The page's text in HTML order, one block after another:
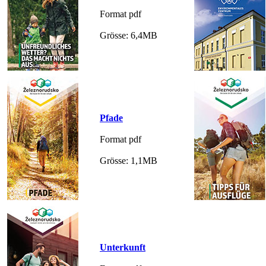
Format pdf
Grösse: 6,4MB
Pfade
Format pdf
Grösse: 1,1MB
Unterkunft